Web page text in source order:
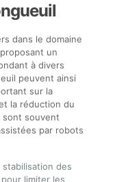
dans le domaine
un
à divers
peuvent ainsi
sur la
la réduction du
sont souvent
par robots
stabilisation des
limiter les